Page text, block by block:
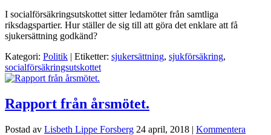
I socialförsäkringsutskottet sitter ledamöter från samtliga
riksdagspartier. Hur ställer de sig till att göra det enklare att få
sjukersättning godkänd?
Kategori: Politik | Etiketter: sjukersättning, sjukförsäkring,
socialförsäkringsutskottet
Rapport från årsmötet.
Postad av Lisbeth Lippe Forsberg 24 april, 2018 | Kommentera